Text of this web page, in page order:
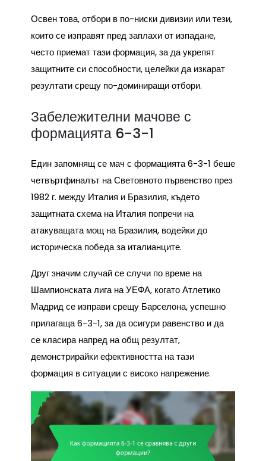
Освен това, отбори в по-ниски дивизии или тези,
които се изправят пред заплахи от изпадане,
често приемат тази формация, за да укрепят
защитните си способности, целейки да изкарат
резултати срещу по-доминиращи отбори.
Забележителни мачове с
формацията 6-3-1
Един запомнящ се мач с формацията 6-3-1 беше
четвъртфиналът на Световното първенство през
1982 г. между Италия и Бразилия, където
защитната схема на Италия попречи на
атакуващата мощ на Бразилия, водейки до
историческа победа за италианците.
Друг значим случай се случи по време на
Шампионската лига на УЕФА, когато Атлетико
Мадрид се изправи срещу Барселона, успешно
прилагаща 6-3-1, за да осигури равенство и да
се класира напред на общ резултат,
демонстрирайки ефективността на тази
формация в ситуации с високо напрежение.